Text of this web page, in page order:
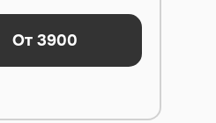
От 3900